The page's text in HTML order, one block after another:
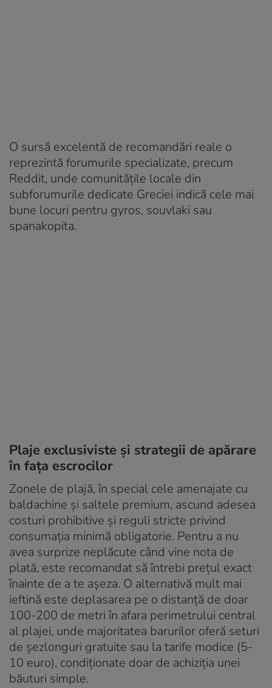
O sursă excelentă de recomandări reale o
reprezintă forumurile specializate, precum
Reddit, unde comunitățile locale din
subforumurile dedicate Greciei indică cele mai
bune locuri pentru gyros, souvlaki sau
spanakopita.
Plaje exclusiviste și strategii de apărare
în fața escrocilor
Zonele de plajă, în special cele amenajate cu
baldachine și saltele premium, ascund adesea
costuri prohibitive și reguli stricte privind
consumația minimă obligatorie. Pentru a nu
avea surprize neplăcute când vine nota de
plată, este recomandat să întrebi prețul exact
înainte de a te așeza. O alternativă mult mai
ieftină este deplasarea pe o distanță de doar
100-200 de metri în afara perimetrului central
al plajei, unde majoritatea barurilor oferă seturi
de șezlonguri gratuite sau la tarife modice (5-
10 euro), condiționate doar de achiziția unei
băuturi simple.